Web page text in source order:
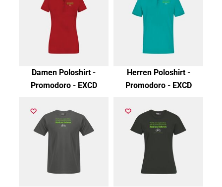
Damen Poloshirt -
Promodoro - EXCD
Herren Poloshirt -
Promodoro - EXCD